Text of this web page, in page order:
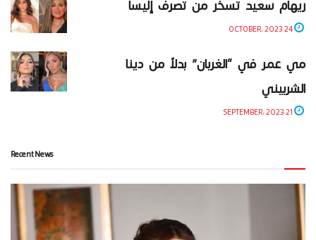
ريهام سعيد تسخر من تصرف إليسا
مي عمر في “الغربان” بدلاً من دينا
الشربيني
Recent News